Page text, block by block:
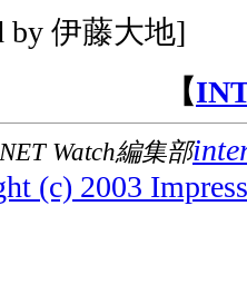
by 伊藤大地]
【
Watch編集部
(c) 2003